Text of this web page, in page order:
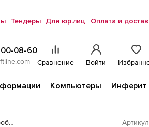
Тендеры Для юр.лиц Оплата и
08-60
Сравнение Войти
Компьютеры Инферит
Sike. Электронный курс Специальная микробиология. Микробиологический и санитарно-гигиенический контроль предприятий